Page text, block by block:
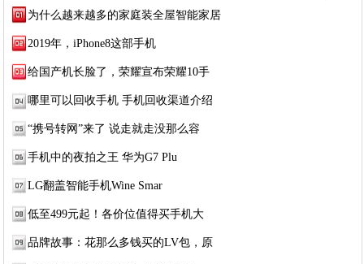
为什么越来越多的家庭装全屋智能家居
2019年，iPhone8这部手机
给国产机长脸了，荣耀宣布荣耀10手
哪里可以回收手机 手机回收渠道介绍
“携号转网”来了 说走就走没那么容
手机中的夜拍之王 华为G7 Plu
LG翻盖智能手机Wine Smar
低至499元起！各价位值得买手机大
品牌故事：花那么多钱买的LV包，原